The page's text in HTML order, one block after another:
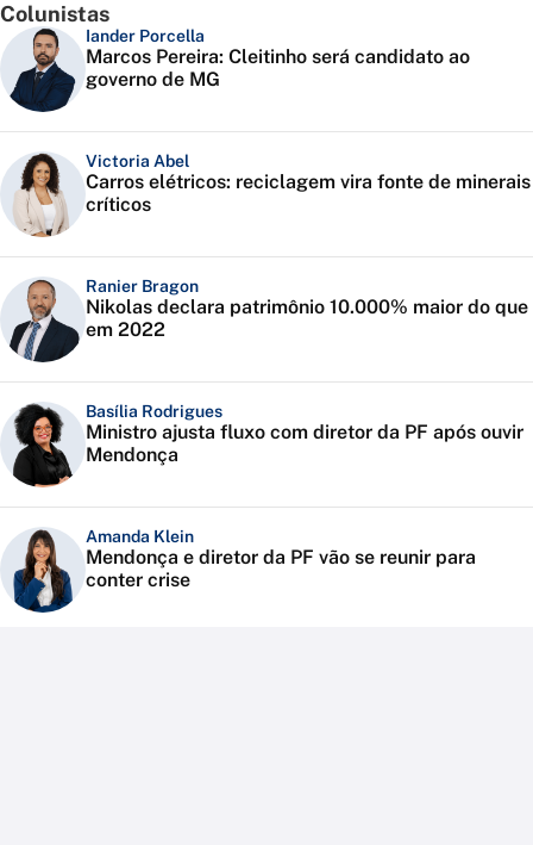
Colunistas
Iander Porcella
Marcos Pereira: Cleitinho será candidato ao
governo de MG
Victoria Abel
Carros elétricos: reciclagem vira fonte de minerais
críticos
Ranier Bragon
Nikolas declara patrimônio 10.000% maior do que
em 2022
Basília Rodrigues
Ministro ajusta fluxo com diretor da PF após ouvir
Mendonça
Amanda Klein
Mendonça e diretor da PF vão se reunir para
conter crise